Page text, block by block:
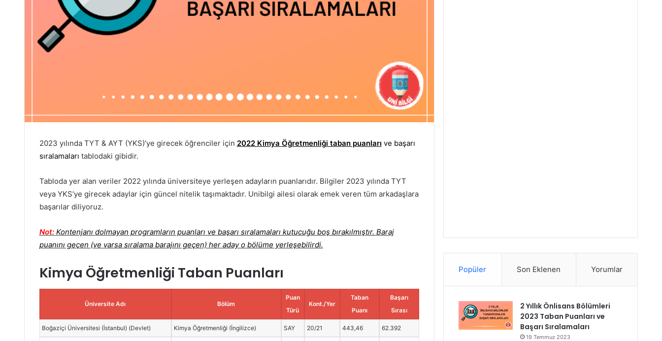
2023 yılında TYT & AYT (YKS)’ye girecek öğrenciler için 2022 Kimya Öğretmenliği taban puanları ve başarı
sıralamaları tablodaki gibidir.
Tabloda yer alan veriler 2022 yılında üniversiteye yerleşen adayların puanlarıdır. Bilgiler 2023 yılında TYT
veya YKS’ye girecek adaylar için güncel nitelik taşımaktadır. Unibilgi ailesi olarak emek veren tüm arkadaşlara
başarılar diliyoruz.
Not: Kontenjanı dolmayan programların puanları ve başarı sıralamaları kutucuğu boş bırakılmıştır. Baraj
puanını geçen (ve varsa sıralama barajını geçen) her aday o bölüme yerleşebilirdi.
Kimya Öğretmenliği Taban Puanları
Üniversite Adı Bölüm
Puan
Türü
Kont./Yer
Taban
Puanı
Başarı
Sırası
Boğaziçi Üniversitesi (İstanbul) (Devlet) Kimya Öğretmenliği (İngilizce) SAY 20/21 443,46 62.392
Popüler Son Eklenen Yorumlar
2 Yıllık Önlisans Bölümleri
2023 Taban Puanları ve
Başarı Sıralamaları
19 Temmuz 2023